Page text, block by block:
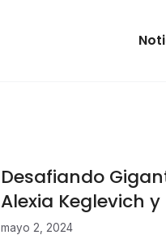
Desafiando
Alexia Keglevich
mayo 2, 2024